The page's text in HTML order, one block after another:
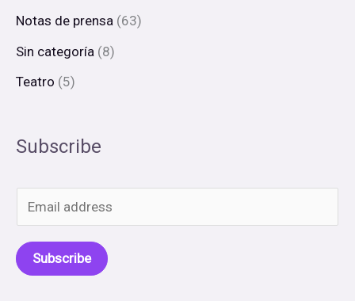
Notas de prensa (63)
Sin categoría (8)
Teatro (5)
Subscribe
m
a
Subscribe